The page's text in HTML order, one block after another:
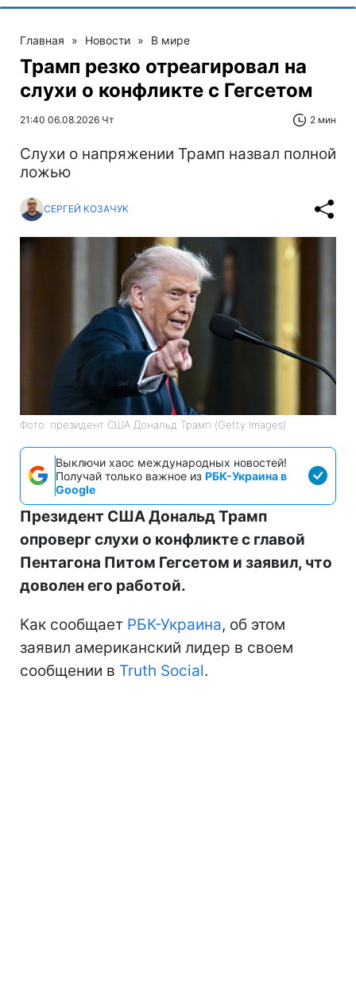
Главная » Новости » В мире
Трамп резко отреагировал на
слухи о конфликте с Гегсетом
21:40 06.08.2026 Чт 2 мин
Слухи о напряжении Трамп назвал полной
ложью
СЕРГЕЙ КОЗАЧУК
Фото: президент США Дональд Трамп (Getty Images)
Выключи хаос международных новостей!
Получай только важное из РБК-Украина в
Google
Президент США Дональд Трамп
опроверг слухи о конфликте с главой
Пентагона Питом Гегсетом и заявил, что
доволен его работой.
Как сообщает РБК-Украина, об этом
заявил американский лидер в своем
сообщении в Truth Social.